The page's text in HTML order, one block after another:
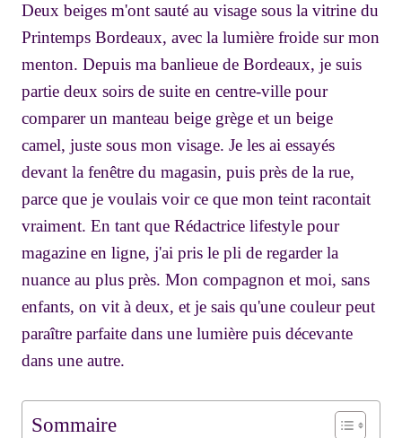
Deux beiges m'ont sauté au visage sous la vitrine du
Printemps Bordeaux, avec la lumière froide sur mon
menton. Depuis ma banlieue de Bordeaux, je suis
partie deux soirs de suite en centre-ville pour
comparer un manteau beige grège et un beige
camel, juste sous mon visage. Je les ai essayés
devant la fenêtre du magasin, puis près de la rue,
parce que je voulais voir ce que mon teint racontait
vraiment. En tant que Rédactrice lifestyle pour
magazine en ligne, j'ai pris le pli de regarder la
nuance au plus près. Mon compagnon et moi, sans
enfants, on vit à deux, et je sais qu'une couleur peut
paraître parfaite dans une lumière puis décevante
dans une autre.
Sommaire